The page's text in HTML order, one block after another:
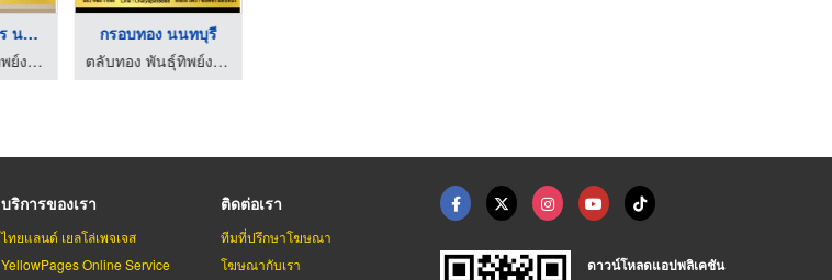
ตลับทองฝั่งเพชร นนทบ ...
ตลับทอง พันธ์ุทิพย์งามวงศ์วาน
กรอบทอง นนทบุรี
ตลับทอง พันธ์ุทิพย์งามวงศ์วาน
บริการของเรา
ไทยแลนด์ เยลโล่เพจเจส
YellowPages Online Service
ติดต่อเรา
ทีมที่ปรึกษาโฆษณา
โฆษณากับเรา
ดาวน์โหลดแอปพลิเคชัน